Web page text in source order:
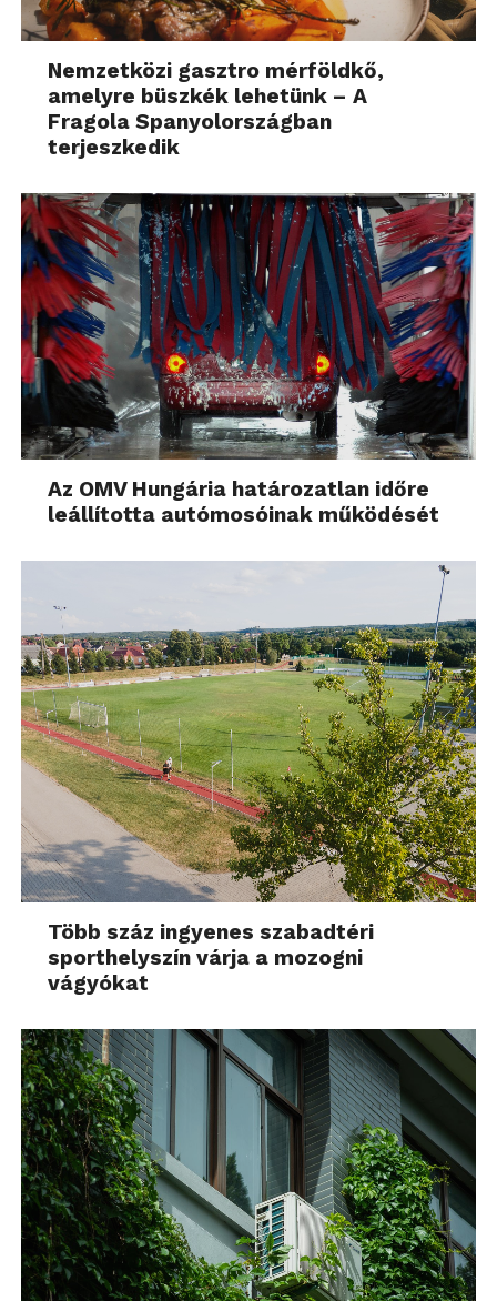
Nemzetközi gasztro mérföldkő,
amelyre büszkék lehetünk – A
Fragola Spanyolországban
terjeszkedik
Az OMV Hungária határozatlan időre
leállította autómosóinak működését
Több száz ingyenes szabadtéri
sporthelyszín várja a mozogni
vágyókat